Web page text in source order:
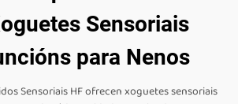
Sensoriais
para Nenos
Sensoriais HF ofrecen xoguetes sensoriais